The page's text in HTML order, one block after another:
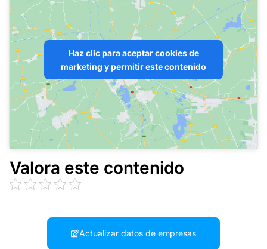
Haz clic para aceptar cookies de
marketing y permitir este contenido
Valora este contenido
Actualizar datos de empresas